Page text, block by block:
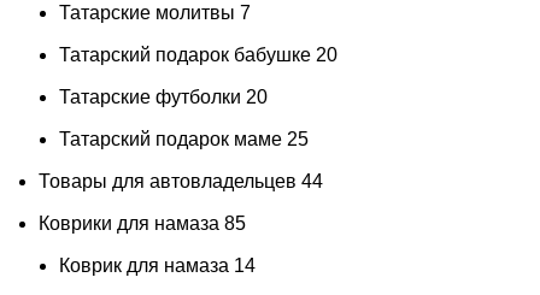
Татарские молитвы 7
Татарский подарок бабушке 20
Татарские футболки 20
Татарский подарок маме 25
Товары для автовладельцев 44
Коврики для намаза 85
Коврик для намаза 14